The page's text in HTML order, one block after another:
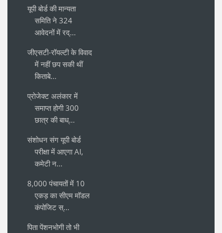
यूपी बोर्ड की मान्यता
समिति ने 324
आवेदनों में रद्...
जीएसटी-रॉयल्टी के विवाद
में नहीं छप सकी थीं
किताबे...
प्रोजेक्ट अलंकार में
समाप्त होगी 300
छात्र की बाध्...
संशोधन संग यूपी बोर्ड
परीक्षा में आएगा AI,
कमेटी न...
8,000 पंचायतों में 10
एकड़ का सीएम मॉडल
कंपोजिट स्...
पिता पेंशनभोगी तो भी